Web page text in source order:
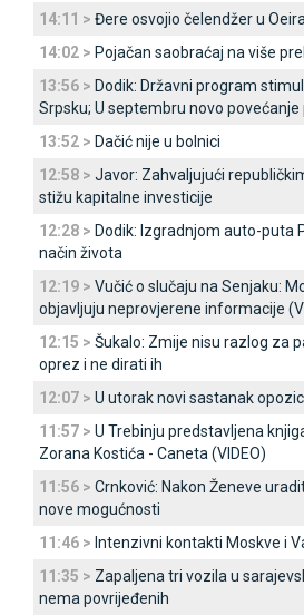
14:11 > Đere osvojio čelendžer u
14:02 > Pojačan saobraćaj na više
13:56 > Dodik: Državni program
Srpsku; U septembru novo povećanje
13:52 > Dačić nije u bolnici
12:58 > Јavor: Zahvaljujući
stižu kapitalne investicije
12:28 > Dodik: Izgradnjom auto-puta
način života
12:19 > Vučić o slučaju na Senjaku:
objavljuju neprovjerene informacije
12:15 > Šukalo: Zmije nisu razlog za
oprez i ne dirati ih
12:07 > U utorak novi sastanak
11:57 > U Trebinju predstavljena
Zorana Kostića - Caneta (VIDEO)
11:56 > Crnković: Nakon Ženeve
nove mogućnosti
11:46 > Intenzivni kontakti Moskve i
11:35 > Zapaljena tri vozila u
nema povrijeđenih